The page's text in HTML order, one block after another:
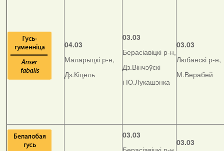
04.03
Маларыцкі р-н,
Дз.Кіцель
03.03
Берасіавіцкі р-н,
Дз.Вінчэўскі
і Ю.Лукашэнка
03.03
Любанскі р-н,
М.Верабей
03.03
03.03